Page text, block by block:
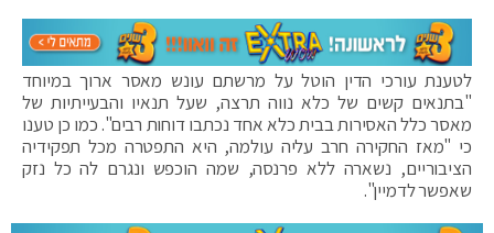
לטענת עורכי הדין הוטל על מרשתם עונש מאסר ארוך במיוחד
"בתנאים קשים של כלא נווה תרצה, שעל תנאיו והבעייתיות של
מאסר כלל האסירות בבית כלא אחד נכתבו דוחות רבים". כמו כן טענו
כי "מאז החקירה חרב עליה עולמה, היא התפטרה מכל תפקידיה
הציבוריים, נשארה ללא פרנסה, שמה הוכפש ונגרם לה כל נזק
שאפשר לדמיין".